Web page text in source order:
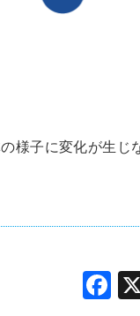
様子に変化が生じ